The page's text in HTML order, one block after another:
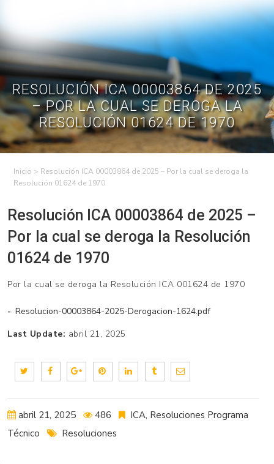
Transparencia
Contrataciones
Contáctenos
Regístrese – Solo
avicultores
Inicia Sesión
content
RESOLUCIÓN ICA 00003864 DE 2025
– POR LA CUAL SE DEROGA LA
RESOLUCIÓN 01624 DE 1970
> Resolución ICA 00003864 de 2025 – Por la cual se deroga la
Resolución 01624 de 1970
Resolución ICA 00003864 de 2025 –
Por la cual se deroga la Resolución
01624 de 1970
Por la cual se deroga la Resolución ICA 001624 de 1970
Resolucion-00003864-2025-Derogacion-1624.pdf
Last Update: abril 21, 2025
abril 21, 2025 486 ICA, Resoluciones Programa
Técnico
Resoluciones